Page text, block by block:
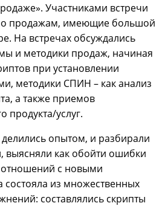
Участниками встречи
продажам, имеющие большой
На встречах обсуждались
и методики продаж, начиная
при установлении
методики СПИН – как анализ
а также приемов
продукта/услуг.
опытом, и разбирали
выясняли как обойти ошибки
с новыми
состояла из множественных
составлялись скрипты